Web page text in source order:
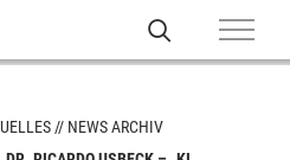
NEWS ARCHIV